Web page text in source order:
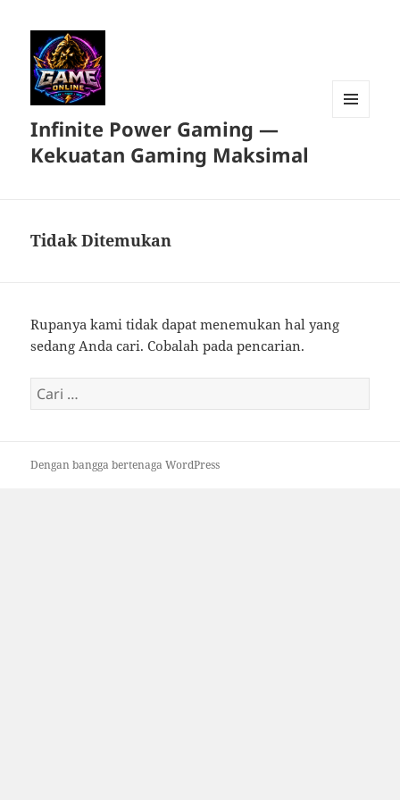
Infinite Power Gaming —
Kekuatan Gaming Maksimal
Tidak Ditemukan
Rupanya kami tidak dapat menemukan hal yang
sedang Anda cari. Cobalah pada pencarian.
Cari
untuk:
Dengan bangga bertenaga WordPress